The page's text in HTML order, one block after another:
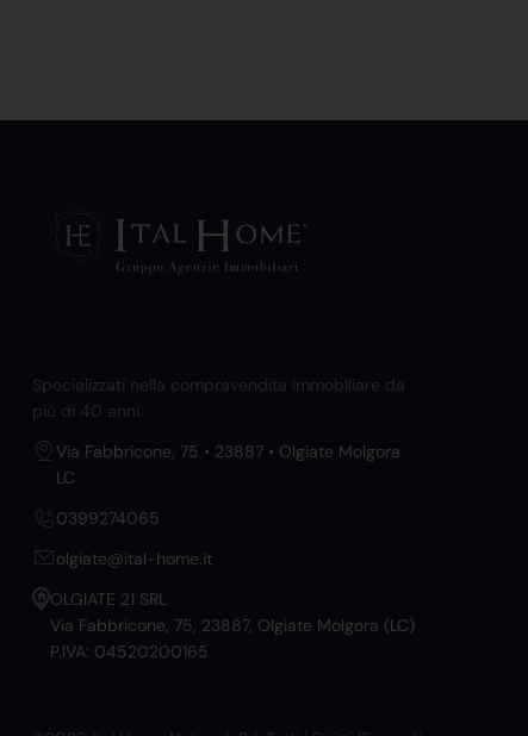
Specializzati nella compravendita immobiliare da
più di 40 anni.
Via Fabbricone, 75 • 23887 • Olgiate Molgora
LC
0399274065
olgiate@ital-home.it
OLGIATE 21 SRL
Via Fabbricone, 75, 23887, Olgiate Molgora (LC)
P.IVA: 04520200165